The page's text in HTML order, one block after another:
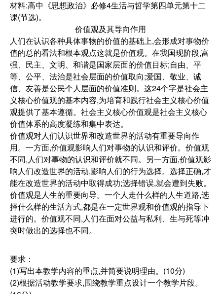
材料:高中《思想政治》必修4生活与哲学第四单元第十二
课(节选)。
价值观及其导向作用
人们在认识各种具体事物的价值的基础上,会形成对事物价
值的总的看法和根本观点这就是价值观。在我国现阶段,富
强、民主、文明、和谐是国家层面的价值目标;自由、平
等、公平、法治是社会层面的价值取向;爱国、敬业、诚
信、友善是公民个人层面的价值准则。这24个字是社会主
义核心价值观的基本内容,为培育和践行社会主义核心价值
观提供了基本遵循。社会主义核心价值观是社会主义核心
价值体系的高度凝练和集中表达。
价值观对人们认识世界和改造世界的活动有重要导向作
用。一方面,价值观影响人们对事物的认识和评价。价值观
不同,人们对事物的认识和评价就不同。另一方面,价值观影
响人们改造世界的活动,影响人们的行为选择。选择正确,才
能在改造世界的活动中取得成功;选择错误,就会遭到失败。
价值观是人生的重要向导。一个人走什么样的人生道路,选
择什么样的生活方式,都是在一定世界观和价值观的指导下
进行的。价值观不同,人们在面对公益与私利、生与死等冲
突时做出的选择也不同。
要求：
(1)写出本教学内容的重点,并简要说明理由。(10分)
(2)根据活动教学要求,围绕教学重点设计一个教学片段。